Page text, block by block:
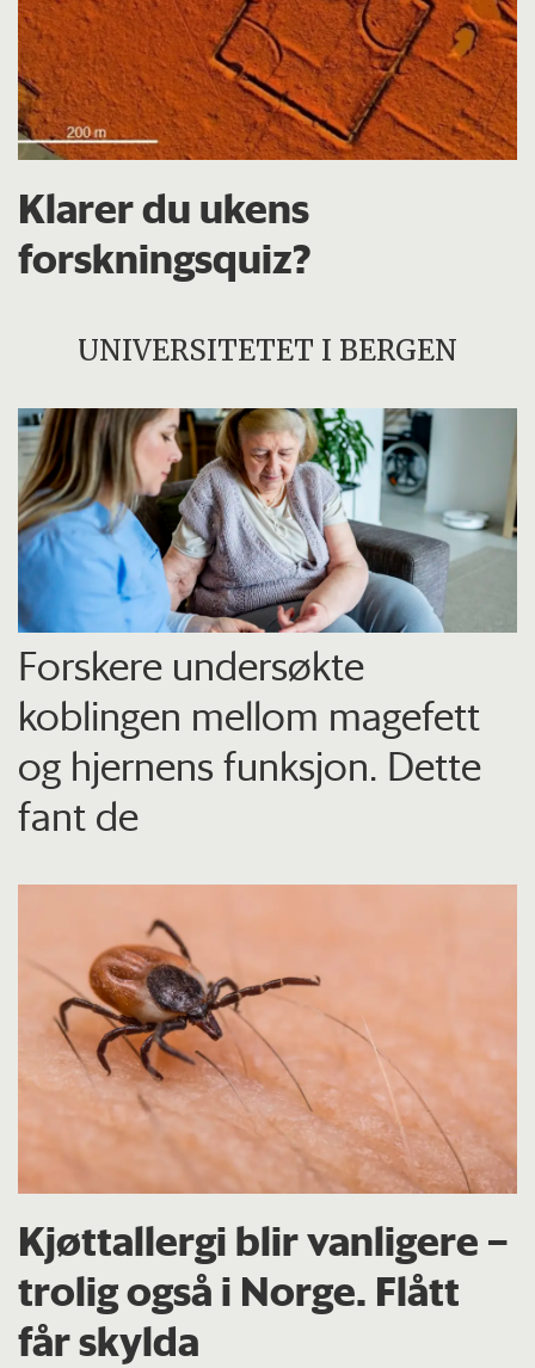
Klarer du ukens
forskningsquiz?
UNIVERSITETET I BERGEN
Forskere undersøkte
koblingen mellom magefett
og hjernens funksjon. Dette
fant de
Kjøttallergi blir vanligere –
trolig også i Norge. Flått
får skylda